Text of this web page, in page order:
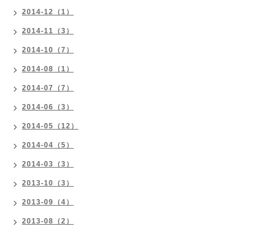
2014-12（1）
2014-11（3）
2014-10（7）
2014-08（1）
2014-07（7）
2014-06（3）
2014-05（12）
2014-04（5）
2014-03（3）
2013-10（3）
2013-09（4）
2013-08（2）